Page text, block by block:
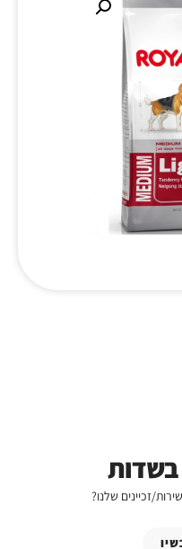
בשדות
זכיינים שלנו?